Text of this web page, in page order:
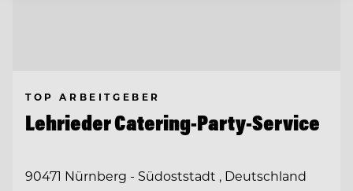
TOP ARBEITGEBER
Lehrieder Catering-Party-Service
90471 Nürnberg - Südoststadt , Deutschland